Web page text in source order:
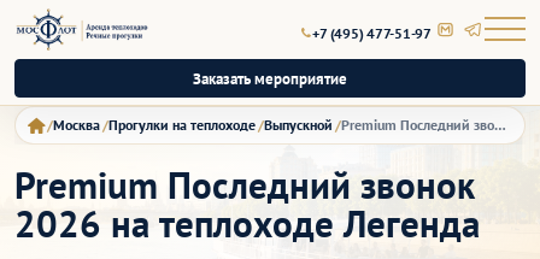
+7 (495) 477-51-97
Заказать мероприятие
Москва Прогулки на теплоходе Выпускной Premium Последний звонок 2026 на теплоходе Легенда
Premium Последний звонок
2026 на теплоходе Легенда